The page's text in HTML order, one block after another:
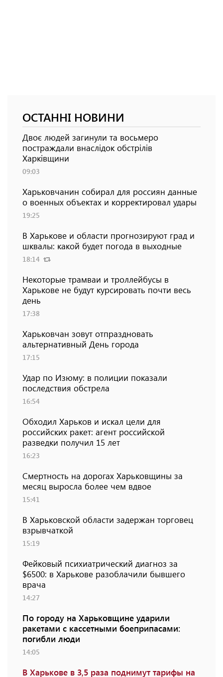
ОСТАННІ НОВИНИ
Двоє людей загинули та восьмеро
постраждали внаслідок обстрілів
Харківщини
09:03
Харьковчанин собирал для россиян данные
о военных объектах и ​​корректировал удары
19:25
В Харькове и области прогнозируют град и
шквалы: какой будет погода в выходные
18:14
Некоторые трамваи и троллейбусы в
Харькове не будут курсировать почти весь
день
17:38
Харьковчан зовут отпраздновать
альтернативный День города
17:15
Удар по Изюму: в полиции показали
последствия обстрела
16:54
Обходил Харьков и искал цели для
российских ракет: агент российской
разведки получил 15 лет
16:23
Смертность на дорогах Харьковщины за
месяц выросла более чем вдвое
15:41
В Харьковской области задержан торговец
взрывчаткой
15:19
Фейковый психиатрический диагноз за
$6500: в Харькове разоблачили бывшего
врача
14:27
По городу на Харьковщине ударили
ракетами с кассетными боеприпасами:
погибли люди
14:05
В Харькове в 3,5 раза поднимут тарифы на